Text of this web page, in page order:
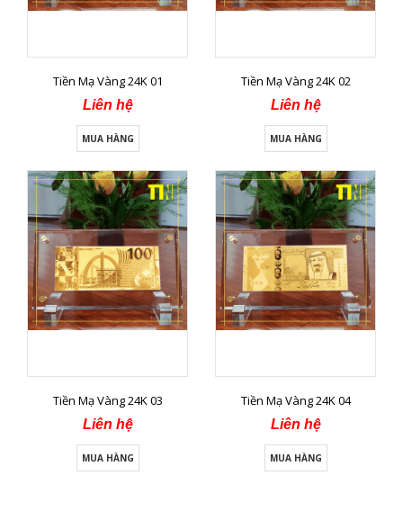
Tiền Mạ Vàng 24K 01
Liên hệ
MUA HÀNG
Tiền Mạ Vàng 24K 02
Liên hệ
MUA HÀNG
Tiền Mạ Vàng 24K 03
Liên hệ
MUA HÀNG
Tiền Mạ Vàng 24K 04
Liên hệ
MUA HÀNG